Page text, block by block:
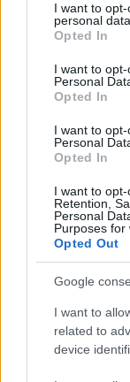
not limited to
grant or deny
use your data for
consent section.
I want to
personal data.
Opted In
I want to
Personal
Opted In
I want to
Personal
Opted In
I want to opt-
Retention,
Personal
Purposes for
Opted Out
Google
I want to
related to
device
El Papel Clave de
Lionel Messi
Lucía Herrera · 9 Ago 2026
CRIPTOMONEDAS
Cotización actual